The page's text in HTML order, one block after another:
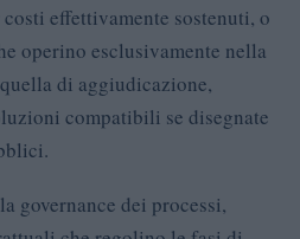
effettivamente sostenuti, o
operino esclusivamente nella
di aggiudicazione,
compatibili se disegnate
governance dei processi,